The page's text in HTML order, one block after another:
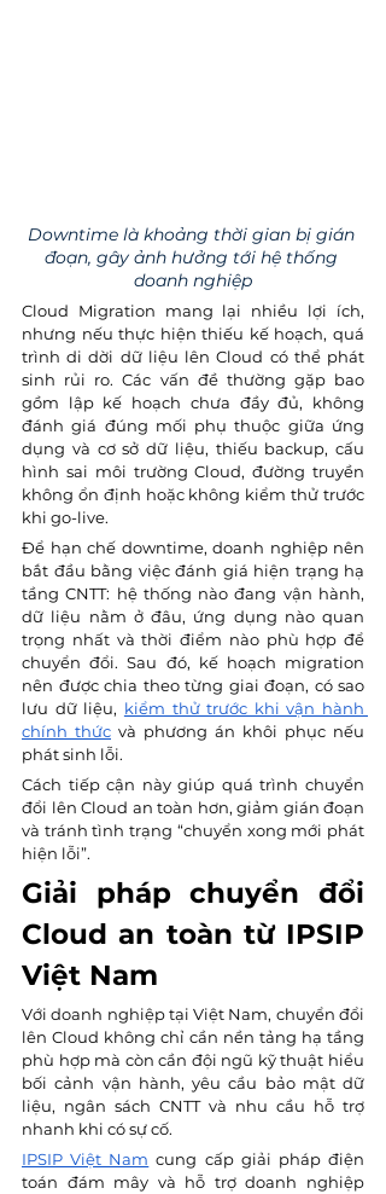
Downtime là khoảng thời gian bị gián
đoạn, gây ảnh hưởng tới hệ thống
doanh nghiệp
Cloud Migration mang lại nhiều lợi ích,
nhưng nếu thực hiện thiếu kế hoạch, quá
trình di dời dữ liệu lên Cloud có thể phát
sinh rủi ro. Các vấn đề thường gặp bao
gồm lập kế hoạch chưa đầy đủ, không
đánh giá đúng mối phụ thuộc giữa ứng
dụng và cơ sở dữ liệu, thiếu backup, cấu
hình sai môi trường Cloud, đường truyền
không ổn định hoặc không kiểm thử trước
khi go-live.
Để hạn chế downtime, doanh nghiệp nên
bắt đầu bằng việc đánh giá hiện trạng hạ
tầng CNTT: hệ thống nào đang vận hành,
dữ liệu nằm ở đâu, ứng dụng nào quan
trọng nhất và thời điểm nào phù hợp để
chuyển đổi. Sau đó, kế hoạch migration
nên được chia theo từng giai đoạn, có sao
lưu dữ liệu, kiểm thử trước khi vận hành
chính thức và phương án khôi phục nếu
phát sinh lỗi.
Cách tiếp cận này giúp quá trình chuyển
đổi lên Cloud an toàn hơn, giảm gián đoạn
và tránh tình trạng “chuyển xong mới phát
hiện lỗi”.
Giải pháp chuyển đổi
Cloud an toàn từ IPSIP
Việt Nam
Với doanh nghiệp tại Việt Nam, chuyển đổi
lên Cloud không chỉ cần nền tảng hạ tầng
phù hợp mà còn cần đội ngũ kỹ thuật hiểu
bối cảnh vận hành, yêu cầu bảo mật dữ
liệu, ngân sách CNTT và nhu cầu hỗ trợ
nhanh khi có sự cố.
IPSIP Việt Nam cung cấp giải pháp điện
toán đám mây và hỗ trợ doanh nghiệp